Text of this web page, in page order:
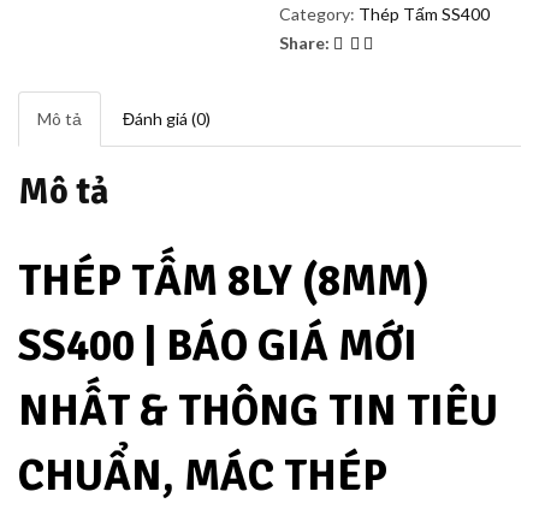
Category: Thép Tấm SS400
Share:
Mô tả Đánh giá (0)
Mô tả
THÉP TẤM 8LY (8MM)
SS400 | BÁO GIÁ MỚI
NHẤT & THÔNG TIN TIÊU
CHUẨN, MÁC THÉP